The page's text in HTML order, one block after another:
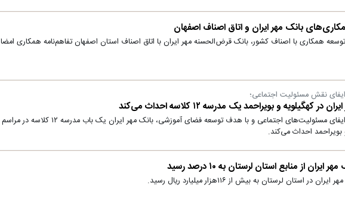
بانک مهر ایران و اتاق اصناف اصفهان
همکاری با اصناف کشور، بانک قرض‌الحسنه مهر ایران با اتاق اصناف استان اصفهان تفاهم‌نامه همکاری امضا
نقش مسئولیت اجتماعی؛
در کهگیلویه و بویراحمد یک مدرسه ۱۲ کلاسه احداث می‌کند
در راستای ایفای مسئولیت‌های اجتماعی و با هدف توسعه فضای آموزشی، بانک مهر ایران یک باب مدرسه ۱۲ کلاسه در مراسم
بویراحمد احداث می‌کند.
ایران از منابع استان‌ لرستان به ۱۰ درصد رسید
در استان لرستان به بیش از ۱۱۶هزار میلیارد ریال رسید.